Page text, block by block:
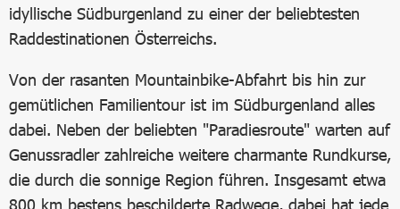
idyllische Südburgenland zu einer der beliebtesten
Raddestinationen Österreichs.
Von der rasanten Mountainbike-Abfahrt bis hin zur
gemütlichen Familientour ist im Südburgenland alles
dabei. Neben der beliebten "Paradiesroute" warten auf
Genussradler zahlreiche weitere charmante Rundkurse,
die durch die sonnige Region führen. Insgesamt etwa
800 km bestens beschilderte Radwege, dabei hat jede